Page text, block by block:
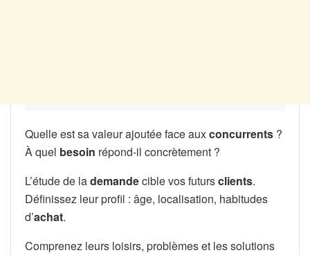
Quelle est sa valeur ajoutée face auxconcurrents ?
À quel besoin répond-il concrètement ?
L’étude de lademandecible vos futursclients.
Définissez leur profil : âge, localisation, habitudes
d’achat.
Comprenez leurs loisirs, problèmes et les solutions